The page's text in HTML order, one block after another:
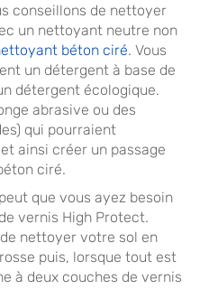
conseillons de nettoyer
un nettoyant neutre non
béton ciré. Vous
un détergent à base de
détergent écologique.
abrasive ou des
qui pourraient
ainsi créer un passage
ciré.
que vous ayez besoin
vernis High Protect.
nettoyer votre sol en
puis, lorsque tout est
à deux couches de vernis